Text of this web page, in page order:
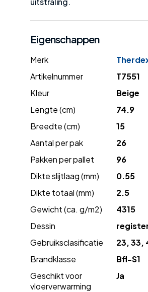
Eigenschappen
Merk
Artikelnummer
T7551
Kleur
Beige
Lengte (cm)
74.9
Breedte (cm)
15
Aantal per pak
26
Pakken per pallet
96
Dikte slijtlaag (mm)
0.55
Dikte totaal (mm)
2.5
Gewicht (ca. g/m2)
4315
Dessin
Gebruiksclasificatie
23, 33,
Brandklasse
Bfl-S1
Geschikt voor
vloerverwarming
Ja